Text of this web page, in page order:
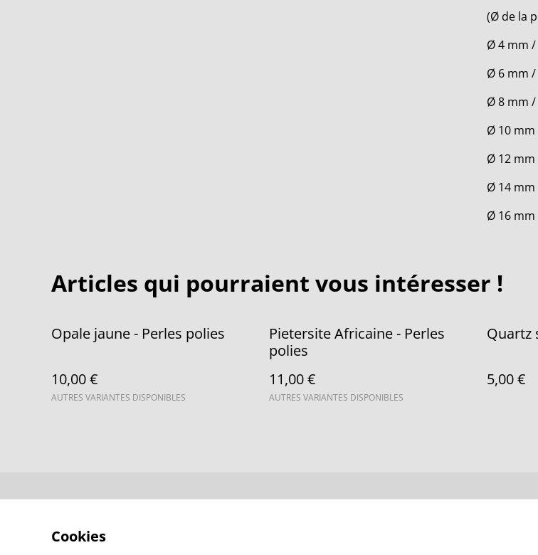
(Ø de la
Ø 4 mm
Ø 6 mm
Ø 8 mm
Ø 10
Ø 12
Ø 14
Ø 16
Articles qui pourraient vous intéresser !
Opale jaune - Perles polies
10,00 €
AUTRES VARIANTES DISPONIBLES
Pietersite Africaine - Perles
polies
11,00 €
AUTRES VARIANTES DISPONIBLES
Quartz
5,00 €
Cookies